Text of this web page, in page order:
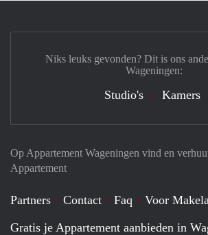
Op Appartement Wageningen vind en
Appartement
Partners Contact Faq
Voor
Gratis je Appartement aanbieden in
Niks leuks gevonden? Dit is ons
Wageningen:
Studio's Kamers